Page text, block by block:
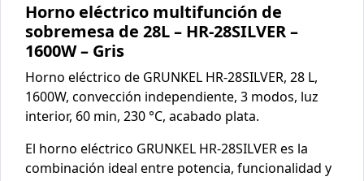
Horno eléctrico multifunción de
sobremesa de 28L – HR-28SILVER –
1600W – Gris
Horno eléctrico de GRUNKEL HR-28SILVER, 28 L,
1600W, convección independiente, 3 modos, luz
interior, 60 min, 230 °C, acabado plata.
El horno eléctrico GRUNKEL HR-28SILVER es la
combinación ideal entre potencia, funcionalidad y